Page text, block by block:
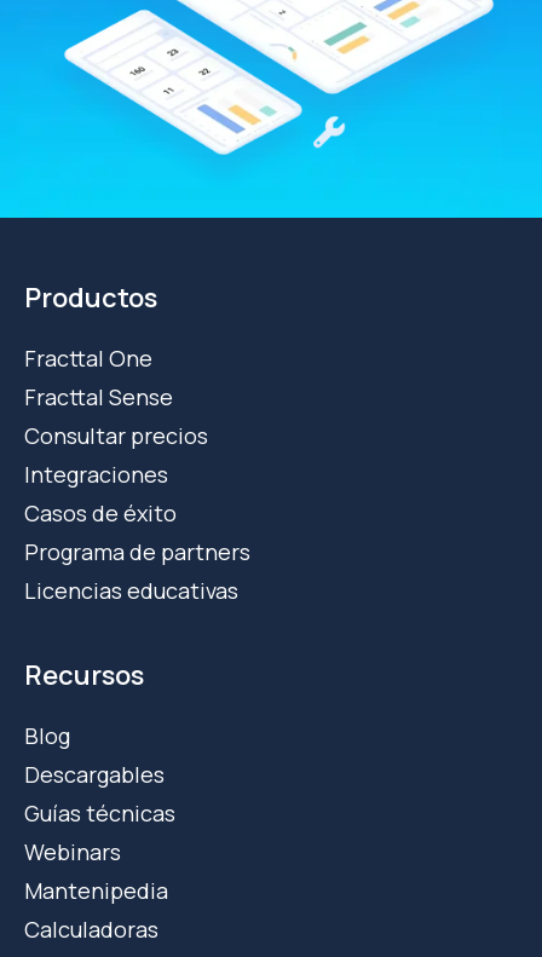
Productos
Fracttal One
Fracttal Sense
Consultar precios
Integraciones
Casos de éxito
Programa de partners
Licencias educativas
Recursos
Blog
Descargables
Guías técnicas
Webinars
Mantenipedia
Calculadoras